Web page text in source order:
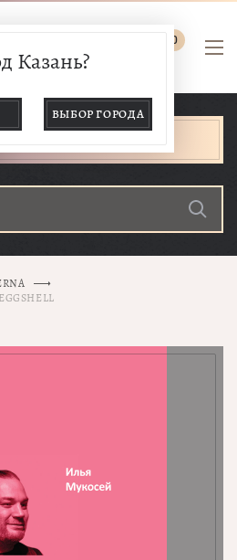
0
Казань?
ВЫБОР ГОРОДА